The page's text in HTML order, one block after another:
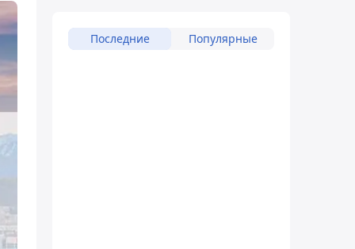
Последние Популярные